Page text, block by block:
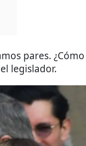
pares. ¿Cómo
legislador.